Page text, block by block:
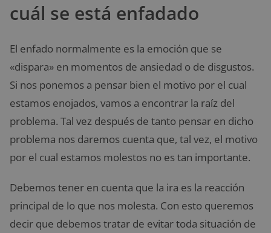
cuál se está enfadado
El enfado normalmente es la emoción que se
«dispara» en momentos de ansiedad o de disgustos.
Si nos ponemos a pensar bien el motivo por el cual
estamos enojados, vamos a encontrar la raíz del
problema. Tal vez después de tanto pensar en dicho
problema nos daremos cuenta que, tal vez, el motivo
por el cual estamos molestos no es tan importante.
Debemos tener en cuenta que la ira es la reacción
principal de lo que nos molesta. Con esto queremos
decir que debemos tratar de evitar toda situación de